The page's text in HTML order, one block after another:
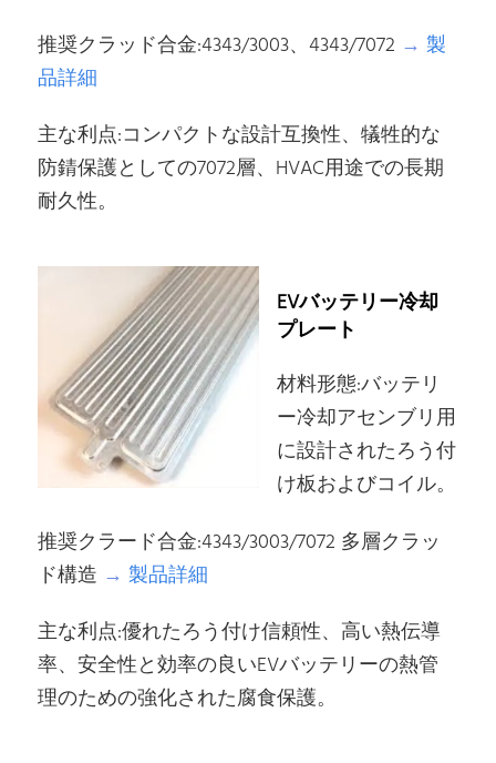
推奨クラッド合金:4343/3003、4343/7072 →製
品詳細
主な利点:コンパクトな設計互換性、犠牲的な
防錆保護としての7072層、HVAC用途での長期
耐久性。
EVバッテリー冷却
プレート
材料形態:バッテリ
ー冷却アセンブリ用
に設計されたろう付
け板およびコイル。
推奨クラード合金:4343/3003/7072 多層クラッ
ド構造 →製品詳細
主な利点:優れたろう付け信頼性、高い熱伝導
率、安全性と効率の良いEVバッテリーの熱管
理のための強化された腐食保護。